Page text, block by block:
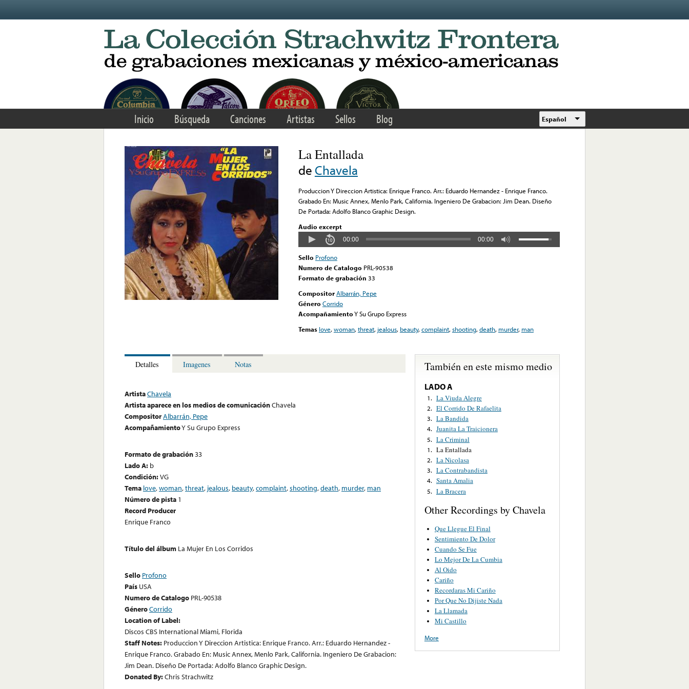
Inicio Búsqueda Canciones Artistas Sellos Blog Español
La Entallada
de Chavela
Produccion Y Direccion Artistica: Enrique Franco. Arr.: Eduardo Hernandez - Enrique Franco.
Grabado En: Music Annex, Menlo Park, California. Ingeniero De Grabacion: Jim Dean. Diseño
De Portada: Adolfo Blanco Graphic Design.
Audio excerpt
00:00 00:00
Sello Profono
Numero de Catalogo PRL-90538
Formato de grabación 33
CompositorAlbarrán, Pepe
Género Corrido
AcompañamientoY Su Grupo Express
Temas love,woman,threat, jealous, beauty,complaint,shooting,death, murder, man
Detalles Imagenes Notas
ArtistaChavela
Artista aparece en los medios de comunicaciónChavela
CompositorAlbarrán, Pepe
AcompañamientoY Su Grupo Express
Formato de grabación33
Lado A: b
Condición:VG
Tema love,woman,threat, jealous, beauty,complaint,shooting,death, murder, man
Número de pista 1
Record Producer
Enrique Franco
Título del álbum La Mujer En Los Corridos
Sello Profono
País USA
Numero de Catalogo PRL-90538
GéneroCorrido
Location of Label:
Discos CBS International Miami, Florida
Staff Notes: Produccion Y Direccion Artistica: Enrique Franco. Arr.: Eduardo Hernandez -
Enrique Franco. Grabado En: Music Annex, Menlo Park, California. Ingeniero De Grabacion:
Jim Dean. Diseño De Portada: Adolfo Blanco Graphic Design.
Donated By:Chris Strachwitz
También en este mismo medio
LADO A
1. La Viuda Alegre
2. El Corrido De Rafaelita
3. La Bandida
4. Juanita La Traicionera
5. La Criminal
1. La Entallada
2. La Nicolasa
3. La Contrabandista
4. Santa Amalia
5. La Bracera
Other Recordings by Chavela
Que Llegue El Final
Sentimiento De Dolor
Cuando Se Fue
Lo Mejor De La Cumbia
Al Oido
Cariño
Recordaras Mi Cariño
Por Que No Dijiste Nada
La Llamada
Mi Castillo
More